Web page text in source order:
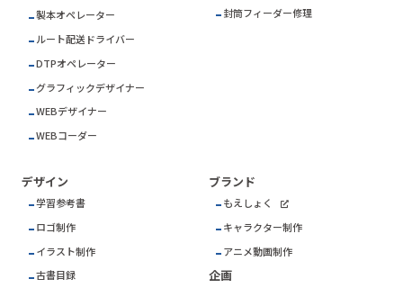
製本オペレーター
ルート配送ドライバー
DTPオペレーター
グラフィックデザイナー
WEBデザイナー
WEBコーダー
封筒フィーダー修理
デザイン
学習参考書
ロゴ制作
イラスト制作
古書目録
ブランド
もえしょく
キャラクター制作
アニメ動画制作
企画